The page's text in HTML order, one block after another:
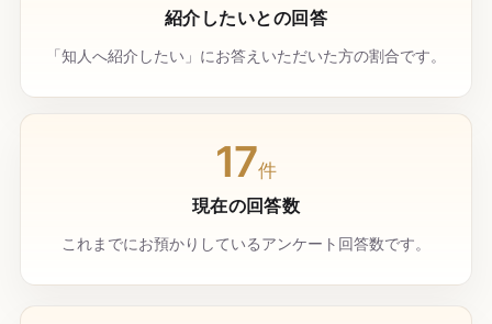
紹介したいとの回答
「知人へ紹介したい」にお答えいただいた方の割合です。
17件
現在の回答数
これまでにお預かりしているアンケート回答数です。